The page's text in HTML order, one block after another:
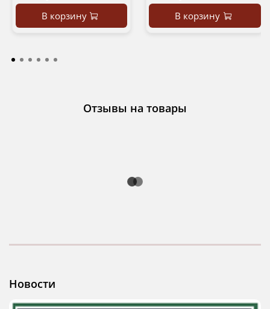
В корзину В корзину
Отзывы на товары
Новости